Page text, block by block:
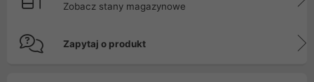
Zobacz stany magazynowe
Zapytaj o produkt